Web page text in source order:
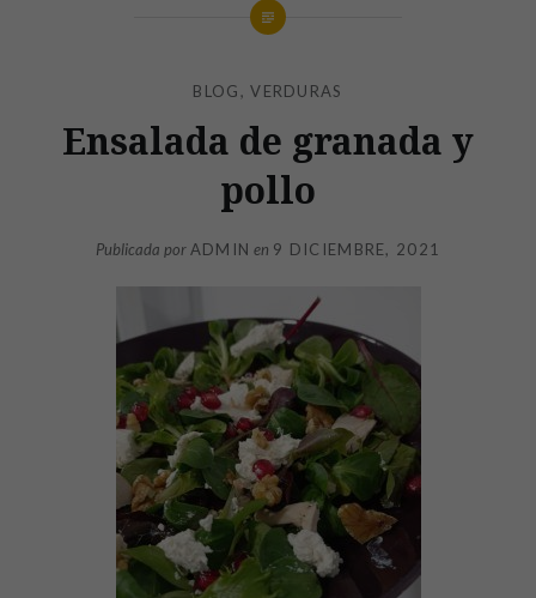
BLOG,VERDURAS
Ensalada de granada y
pollo
Publicada por ADMIN en 9 DICIEMBRE, 2021